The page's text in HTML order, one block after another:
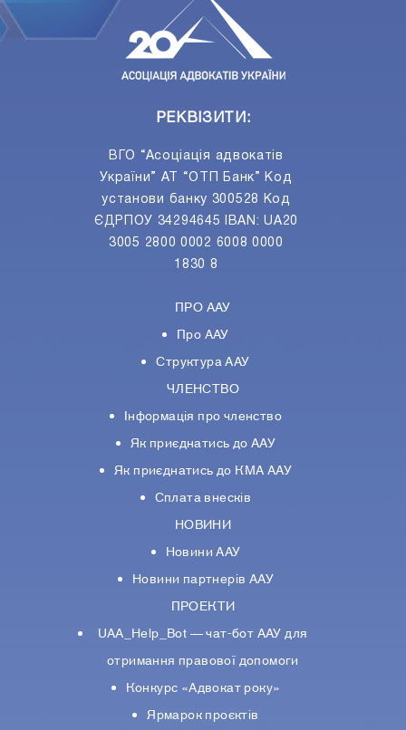
РЕКВІЗИТИ:
ВГО “Асоціація адвокатів
України” АТ “ОТП Банк” Код
установи банку 300528 Код
ЄДРПОУ 34294645 IBAN: UA20
3005 2800 0002 6008 0000
1830 8
ПРО ААУ
Про ААУ
Структура ААУ
ЧЛЕНСТВО
Інформація про членство
Як приєднатись до ААУ
Як приєднатись до КМА ААУ
Сплата внесків
НОВИНИ
Новини ААУ
Новини партнерiв ААУ
ПРОЕКТИ
UAA_Help_Bot — чат-бот ААУ для
отримання правової допомоги
Конкурс «Адвокат року»
Ярмарок проєктів